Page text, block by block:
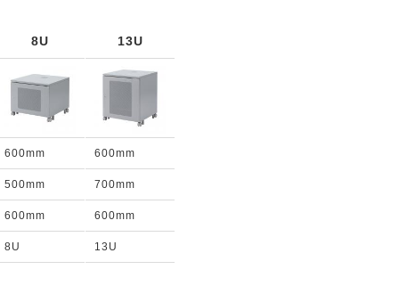
8U 13U
600mm 600mm
500mm 700mm
600mm 600mm
8U 13U